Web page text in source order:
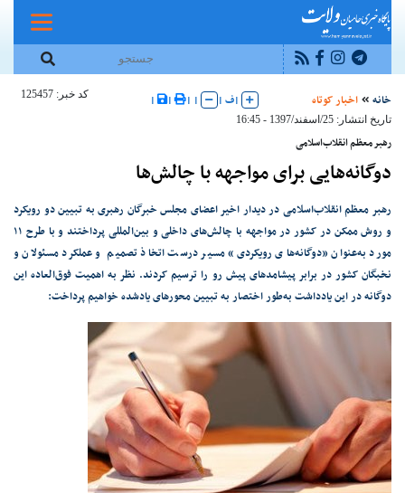
خانه اخبار کوتاه |ف |
|
|
|
|
کد خبر: 125457
تاریخ انتشار: 25/اسفند/1397 - 16:45
رهبر معظم انقلاب‌اسلامی
دوگانه‌هایی برای مواجهه با چالش‌ها
رهبر معظم انقلاب‌اسلامی در دیدار اخیر اعضای مجلس خبرگان رهبری به تبیین دو رویکرد
و روش ممکن در کشور در مواجهه با چالش‌های داخلی و بین‌المللی پرداختند و با طرح ۱۱
مورد به‌عنوان «دوگانه‌های رویکردی» مسیر درست اتخاذ تصمیم و عملکرد مسئولان و
نخبگان کشور در برابر پیشامدهای پیش رو را ترسیم کردند. نظر به اهمیت فوق‌العاده این
دوگانه در این یادداشت به‌طور اختصار به تبیین محورهای یادشده خواهیم پرداخت: